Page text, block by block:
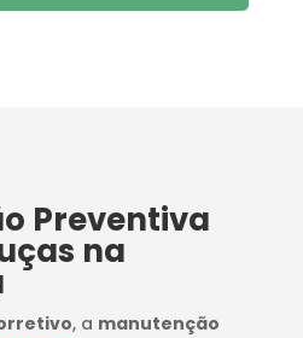
Preventiva
na
, a manutenção